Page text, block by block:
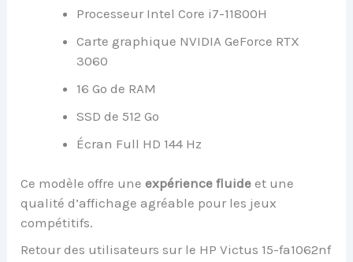
Processeur Intel Core i7-11800H
Carte graphique NVIDIA GeForce RTX
3060
16 Go de RAM
SSD de 512 Go
Écran Full HD 144 Hz
Ce modèle offre uneexpérience fluide et une
qualité d’affichage agréable pour les jeux
compétitifs.
Retour des utilisateurs sur le HP Victus 15-fa1062nf